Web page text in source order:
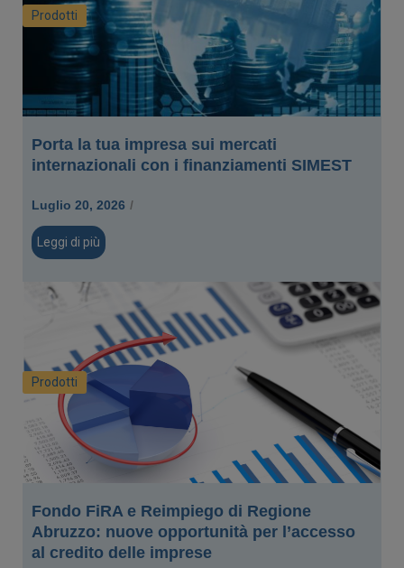
Prodotti
Porta la tua impresa sui mercati
internazionali con i finanziamenti SIMEST
Luglio 20, 2026 /
Leggi di più
Prodotti
Fondo FiRA e Reimpiego di Regione
Abruzzo: nuove opportunità per l’accesso
al credito delle imprese